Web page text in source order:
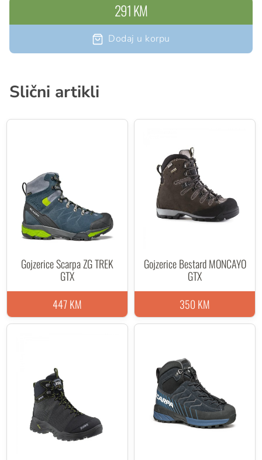
291 KM
Dodaj u korpu
Slični artikli
Gojzerice Scarpa ZG TREK
GTX
447 KM
Gojzerice Bestard MONCAYO
GTX
350 KM